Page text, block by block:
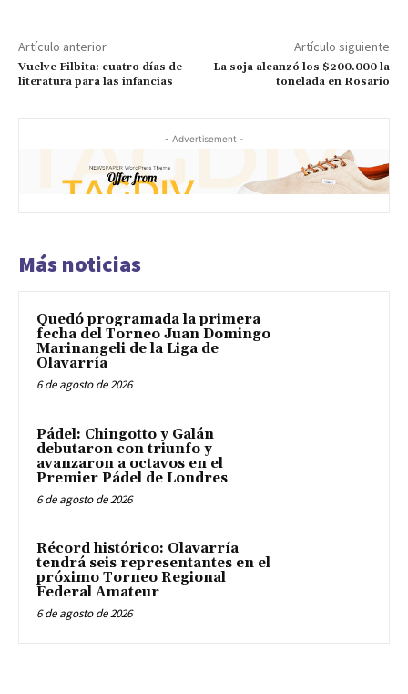
Artículo anterior
Vuelve Filbita: cuatro días de
literatura para las infancias
Artículo siguiente
La soja alcanzó los $200.000 la
tonelada en Rosario
- Advertisement -
Más noticias
Quedó programada la primera
fecha del Torneo Juan Domingo
Marinangeli de la Liga de
Olavarría
6 de agosto de 2026
Pádel: Chingotto y Galán
debutaron con triunfo y
avanzaron a octavos en el
Premier Pádel de Londres
6 de agosto de 2026
Récord histórico: Olavarría
tendrá seis representantes en el
próximo Torneo Regional
Federal Amateur
6 de agosto de 2026